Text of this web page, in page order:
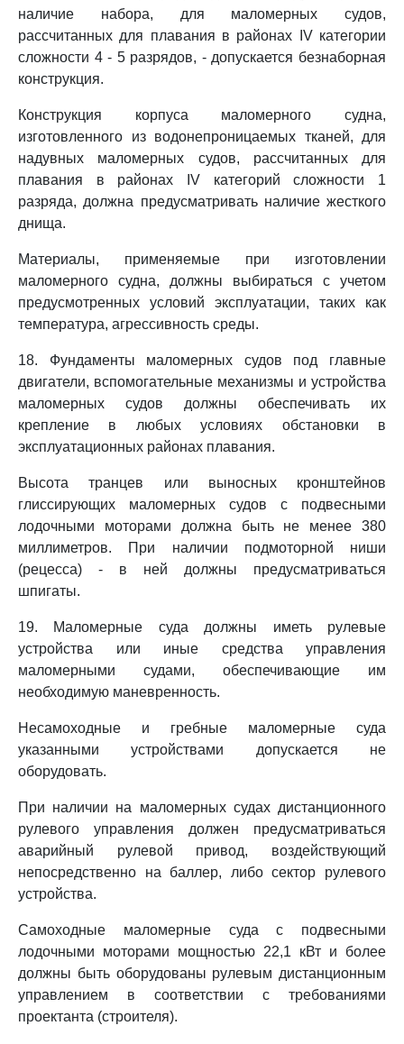
наличие набора, для маломерных судов,
рассчитанных для плавания в районах IV категории
сложности 4 - 5 разрядов, - допускается безнаборная
конструкция.
Конструкция корпуса маломерного судна,
изготовленного из водонепроницаемых тканей, для
надувных маломерных судов, рассчитанных для
плавания в районах IV категорий сложности 1
разряда, должна предусматривать наличие жесткого
днища.
Материалы, применяемые при изготовлении
маломерного судна, должны выбираться с учетом
предусмотренных условий эксплуатации, таких как
температура, агрессивность среды.
18. Фундаменты маломерных судов под главные
двигатели, вспомогательные механизмы и устройства
маломерных судов должны обеспечивать их
крепление в любых условиях обстановки в
эксплуатационных районах плавания.
Высота транцев или выносных кронштейнов
глиссирующих маломерных судов с подвесными
лодочными моторами должна быть не менее 380
миллиметров. При наличии подмоторной ниши
(рецесса) - в ней должны предусматриваться
шпигаты.
19. Маломерные суда должны иметь рулевые
устройства или иные средства управления
маломерными судами, обеспечивающие им
необходимую маневренность.
Несамоходные и гребные маломерные суда
указанными устройствами допускается не
оборудовать.
При наличии на маломерных судах дистанционного
рулевого управления должен предусматриваться
аварийный рулевой привод, воздействующий
непосредственно на баллер, либо сектор рулевого
устройства.
Самоходные маломерные суда с подвесными
лодочными моторами мощностью 22,1 кВт и более
должны быть оборудованы рулевым дистанционным
управлением в соответствии с требованиями
проектанта (строителя).